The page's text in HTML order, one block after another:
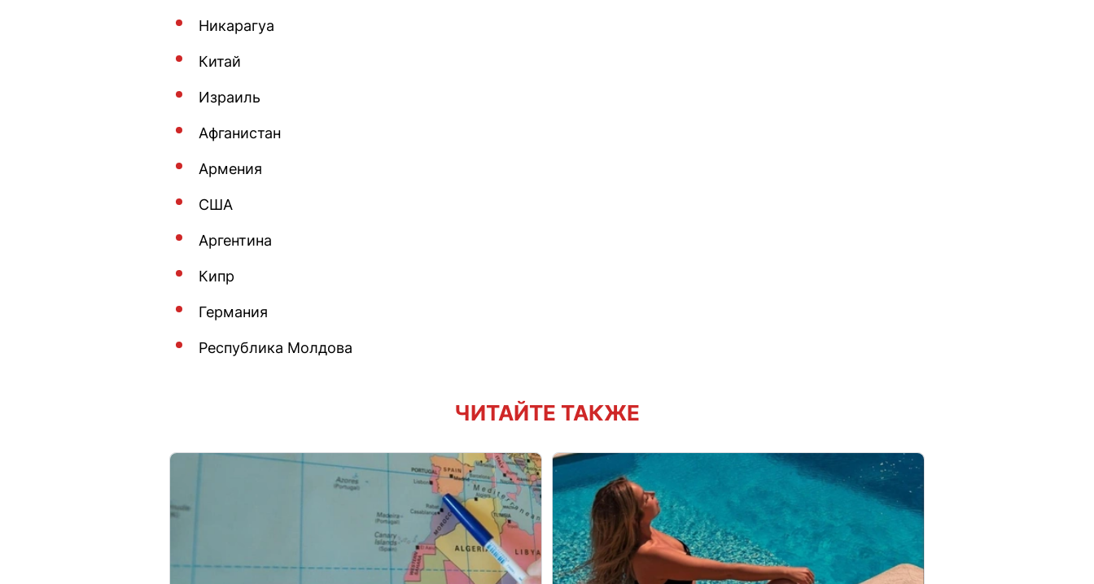
Никарагуа
Китай
Израиль
Афганистан
Армения
США
Аргентина
Кипр
Германия
Республика Молдова
ЧИТАЙТЕ ТАКЖЕ